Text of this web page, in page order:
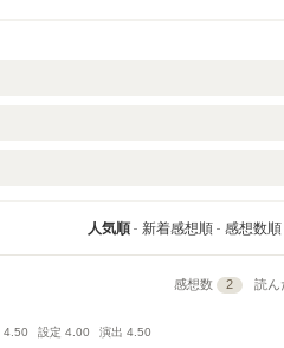
人気順 新着感想順 感想数順
感想数 2 読ん
4.50 設定 4.00 演出 4.50